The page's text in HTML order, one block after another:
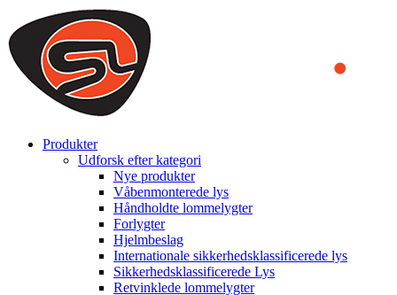
We use cookies to ensure that we provide you the best experience
on our website. By continuing to browse this website, you accept
that cookies are used to help us analyze how the website is used and
to offer you a better experience. To learn more or to find out how
you can disable cookies, you can access our
Produkter
Udforsk efter kategori
Nye produkter
Våbenmonterede lys
Håndholdte lommelygter
Forlygter
Hjelmbeslag
Internationale sikkerhedsklassificerede lys
Sikkerhedsklassificerede Lys
Retvinklede lommelygter